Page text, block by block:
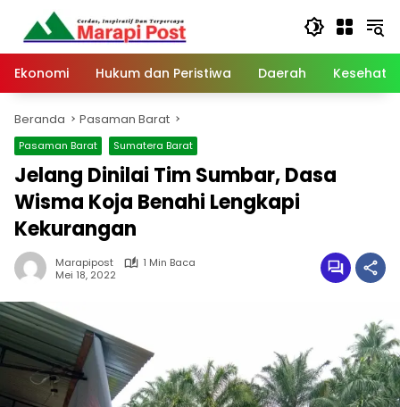
Langsung
konten
Ekonomi
Hukum dan Peristiwa Daerah
Beranda Pasaman Barat
Pasaman Barat Sumatera Barat
Jelang Dinilai Tim Sumbar, Dasa
Wisma Koja Benahi Lengkapi
Kekurangan
Marapipost
1 Min Baca
Mei 18, 2022